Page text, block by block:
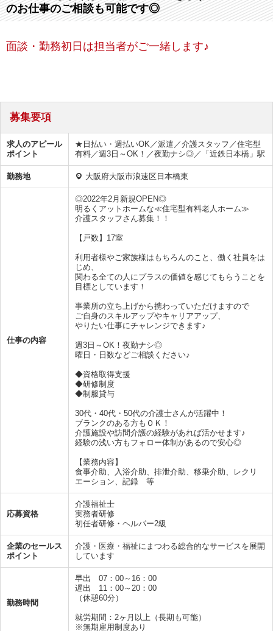
のお仕事のご相談も可能です◎
面談・勤務初日は担当者がご一緒します♪
募集要項
求人のアピール
ポイント
★日払い・週払いOK／派遣／介護スタッフ／住宅型
有料／週3日～OK！／夜勤ナシ◎／「近鉄日本橋」駅
勤務地 大阪府大阪市浪速区日本橋東
仕事の内容
◎2022年2月新規OPEN◎
明るくアットホームな≪住宅型有料老人ホーム≫
介護スタッフさん募集！！
【戸数】17室
利用者様やご家族様はもちろんのこと、働く社員をは
じめ、
関わる全ての人にプラスの価値を感じてもらうことを
目標としています！
事業所の立ち上げから携わっていただけますので
ご自身のスキルアップやキャリアアップ、
やりたい仕事にチャレンジできます♪
週3日～OK！夜勤ナシ◎
曜日・日数などご相談ください♪
◆資格取得支援
◆研修制度
◆制服貸与
30代・40代・50代の介護士さんが活躍中！
ブランクのある方もＯＫ！
介護施設や訪問介護の経験があれば活かせます♪
経験の浅い方もフォロー体制があるので安心◎
【業務内容】
食事介助、入浴介助、排泄介助、移乗介助、レクリ
エーション、記録 等
応募資格
介護福祉士
実務者研修
初任者研修・ヘルパー2級
企業のセールス
ポイント
介護・医療・福祉にまつわる総合的なサービスを展開
しています
勤務時間
早出 07：00～16：00
遅出 11：00～20：00
（休憩60分）
就労期間：2ヶ月以上（長期も可能）
※無期雇用制度あり